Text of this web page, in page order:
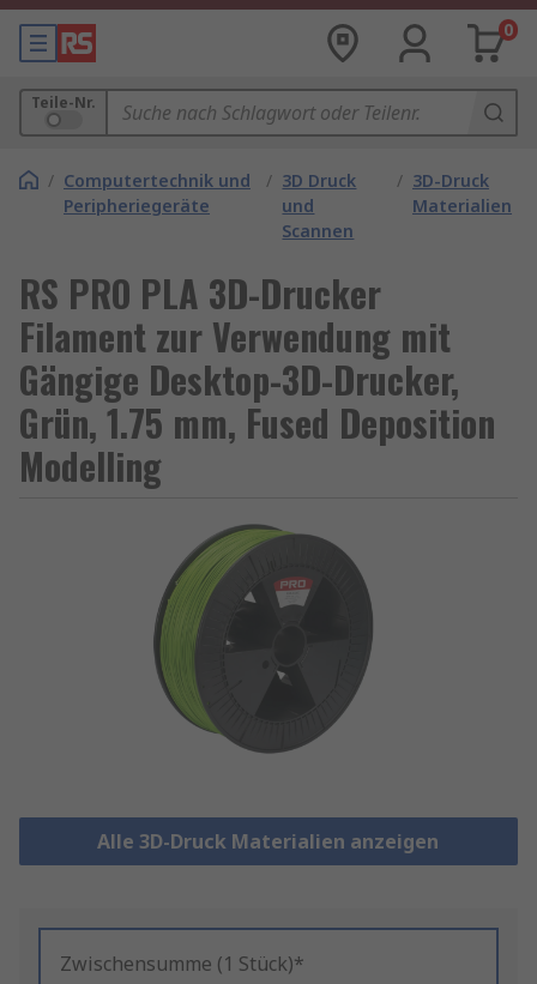
0
Teile-Nr.
/ Computertechnik und
Peripheriegeräte
/ 3D Druck
und
Scannen
/ 3D-Druck
Materialien
RS PRO PLA 3D-Drucker
Filament zur Verwendung mit
Gängige Desktop-3D-Drucker,
Grün, 1.75 mm, Fused Deposition
Modelling
Alle 3D-Druck Materialien anzeigen
Zwischensumme (1 Stück)*